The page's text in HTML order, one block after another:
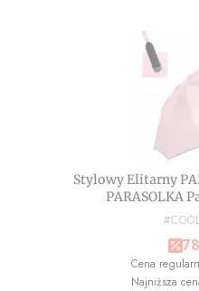
Stylowy Elitarny
PARASOLKA
Cena
Najniższa